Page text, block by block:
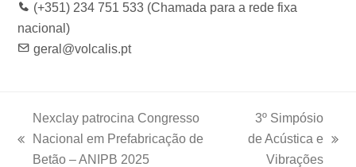
(+351) 234 751 533 (Chamada para a rede fixa
nacional)
geral@volcalis.pt
Nexclay patrocina Congresso
Nacional em Prefabricação de
Betão – ANIPB 2025
3º Simpósio
de Acústica e
Vibrações